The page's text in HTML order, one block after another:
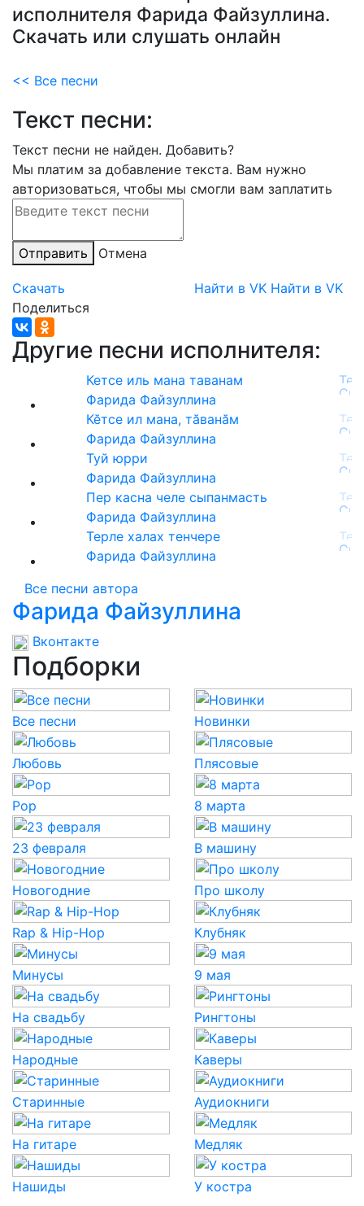
исполнителя Фарида Файзуллина.
Скачать или слушать онлайн
<< Все песни
Текст песни:
Текст песни не найден. Добавить?
Мы платим за добавление текста. Вам нужно
авторизоваться, чтобы мы смогли вам заплатить
Отправить Отмена
Скачать Найти в VK Найти в VK
Поделиться
Другие песни исполнителя:
Кетсе иль мана таванам
Фарида Файзуллина
Кӗтсе ил мана, тӑванӑм
Фарида Файзуллина
Туй юрри
Фарида Файзуллина
Пер касна челе сыпанмасть
Фарида Файзуллина
Терле халах тенчере
Фарида Файзуллина
Все песни автора
Фарида Файзуллина
Вконтакте
Подборки
Все песни Новинки
Любовь Плясовые
Pop 8 марта
23 февраля В машину
Новогодние Про школу
Rap & Hip-Hop Клубняк
Минусы 9 мая
На свадьбу Рингтоны
Народные Каверы
Старинные Аудиокниги
На гитаре Медляк
Нашиды У костра